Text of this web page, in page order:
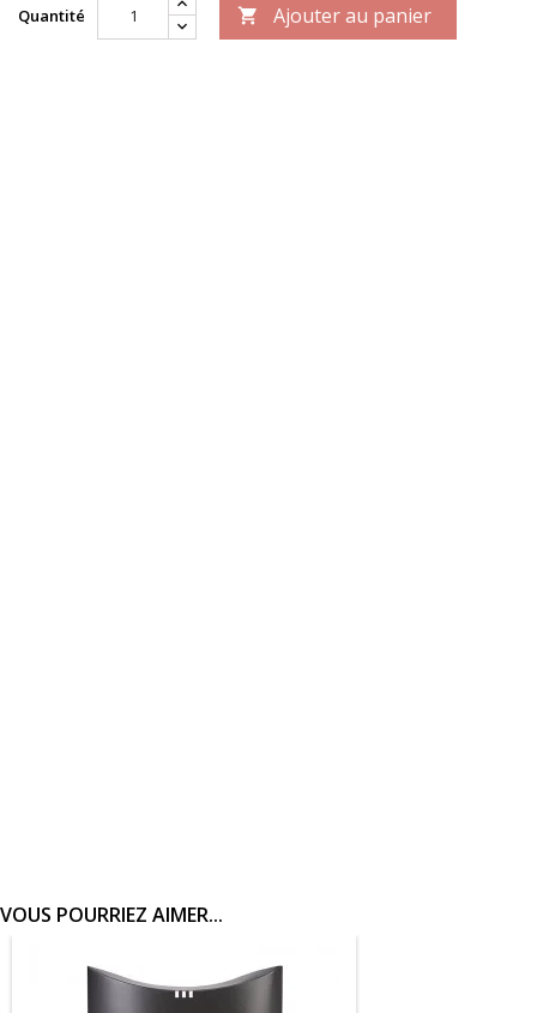
Quantité  Ajouter au panier
VOUS POURRIEZ AIMER...